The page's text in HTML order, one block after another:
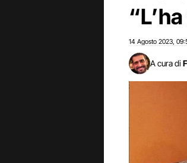
14 Agosto 2023
A cura di